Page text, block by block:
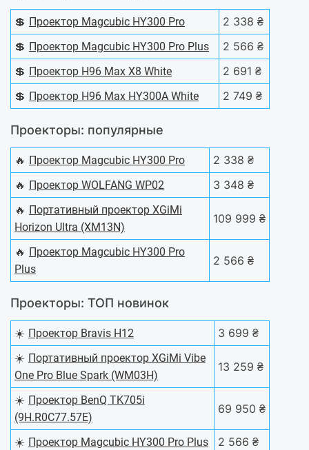
💲 Проектор Magcubic HY300 Pro
2 338 ₴
💲 Проектор Magcubic HY300 Pro Plus
2 566 ₴
💲 Проектор H96 Max X8 White
2 691 ₴
💲 Проектор H96 Max HY300A White 2 749 ₴
Проекторы: популярные
🔥 Проектор Magcubic HY300 Pro
2 338 ₴
🔥 Проектор WOLFANG WP02
3 348 ₴
🔥 Портативный проектор XGiMi
Horizon Ultra (XM13N)
109 999 ₴
🔥 Проектор Magcubic HY300 Pro
Plus
2 566 ₴
Проекторы: ТОП новинок
☀️ Проектор Bravis H12
3 699 ₴
☀️ Портативный проектор XGiMi Vibe
One Pro Blue Spark (WM03H)
13 259 ₴
☀️ Проектор BenQ TK705i
(9H.R0C77.57E)
69 950 ₴
☀️ Проектор Magcubic HY300 Pro Plus 2 566 ₴